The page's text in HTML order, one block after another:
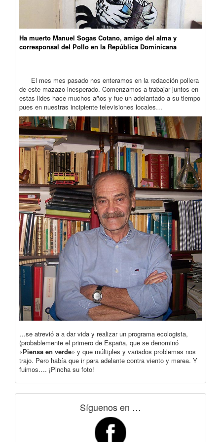
Ha muerto Manuel Sogas Cotano, amigo del alma y
corresponsal del Pollo en la República Dominicana
El mes mes pasado nos enteramos en la redacción pollera
de este mazazo inesperado. Comenzamos a trabajar juntos en
estas lides hace muchos años y fue un adelantado a su tiempo
pues en nuestras incipiente televisiones locales…
…se atrevió a a dar vida y realizar un programa ecologista,
(probablemente el primero de España, que se denominó
«Piensa en verde» y que múltiples y variados problemas nos
trajo. Pero había que ir para adelante contra viento y marea. Y
fuimos…. ¡Pincha su foto!
Síguenos en …